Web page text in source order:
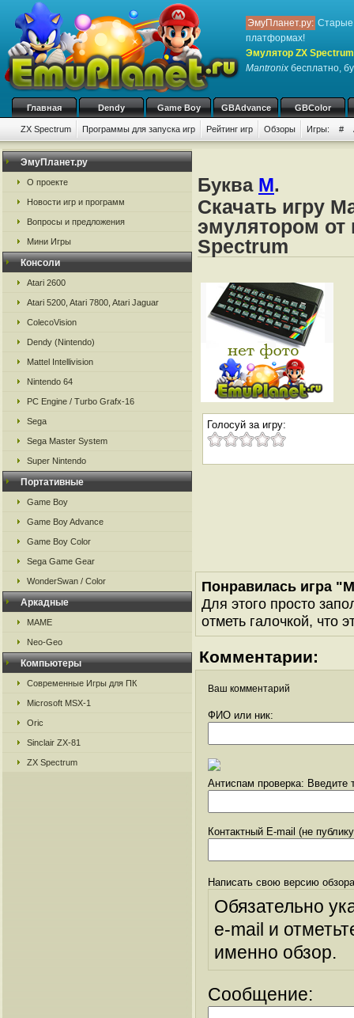
ЭмуПланет.ру: Старые
платформах!
Эмулятор ZX
Mantronix бесплатно,
Главная Dendy Game Boy GBAdvance GBColor
ZX Spectrum Программы для запуска игр Рейтинг игр Обзоры Игры: #
ЭмуПланет.ру
О проекте
Новости игр и программ
Вопросы и предложения
Мини Игры
Консоли
Atari 2600
Atari 5200, Atari 7800, Atari Jaguar
ColecoVision
Dendy (Nintendo)
Mattel Intellivision
Nintendo 64
PC Engine / Turbo Grafx-16
Sega
Sega Master System
Super Nintendo
Портативные
Game Boy
Game Boy Advance
Game Boy Color
Sega Game Gear
WonderSwan / Color
Аркадные
MAME
Neo-Geo
Компьютеры
Современные Игры для ПК
Microsoft MSX-1
Oric
Sinclair ZX-81
ZX Spectrum
Буква M.
Скачать игру
эмулятором от
Spectrum
Голосуй за игру:
Понравилась игра
Для этого просто
отметь галочкой, что
Комментарии:
Ваш комментарий
ФИО или ник:
Антиспам проверка: Введите
Контактный E-mail (не
Написать свою версию
Обязательно
e-mail и
именно обзор.
Сообщение: